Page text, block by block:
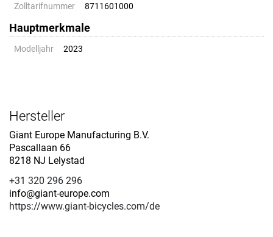
Zolltarifnummer
8711601000
Hauptmerkmale
Modelljahr 2023
Hersteller
Giant Europe Manufacturing B.V.
Pascallaan 66
8218 NJ Lelystad
+31 320 296 296
info@giant-europe.com
https://www.giant-bicycles.com/de